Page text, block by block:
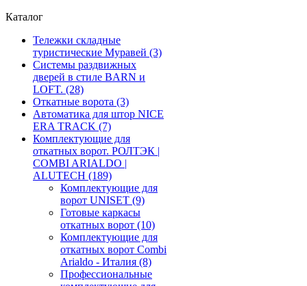
Каталог
Тележки складные
туристические Муравей (3)
Системы раздвижных
дверей в стиле BARN и
LOFT. (28)
Откатные ворота (3)
Автоматика для штор NICE
ERA TRACK (7)
Комплектующие для
откатных ворот. РОЛТЭК |
COMBI ARIALDO |
ALUTECH (189)
Комплектующие для
ворот UNISET (9)
Готовые каркасы
откатных ворот (10)
Комплектующие для
откатных ворот Combi
Arialdo - Италия (8)
Профессиональные